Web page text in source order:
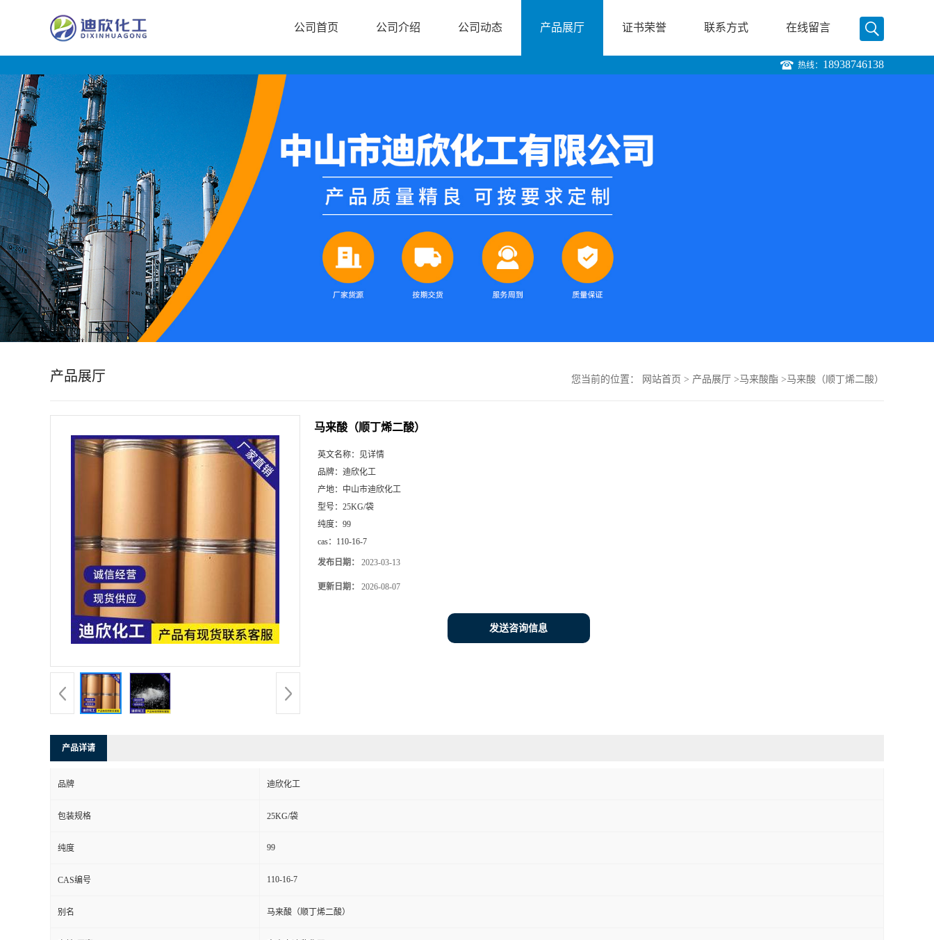
司
首
页
公
司
介
绍
公
公司首页 公司介绍 公司动态 产品展厅 证书荣誉 联系方式 在线留言
热线： 18938746138
产品展厅 您当前的位置： 网站首页 > 产品展厅 >马来酸酯 >马来酸（顺丁烯二酸）
马来酸（顺丁烯二酸）
英文名称：
见详情
品牌： 迪欣化工
产地： 中山市迪欣化工
型号： 25KG/袋
纯度： 99
cas： 110-16-7
发布日期： 2023-03-13
更新日期： 2026-08-07
发送咨询信息
产品详请
品牌 迪欣化工
包装规格 25KG/袋
纯度 99
CAS编号 110-16-7
别名 马来酸（顺丁烯二酸）